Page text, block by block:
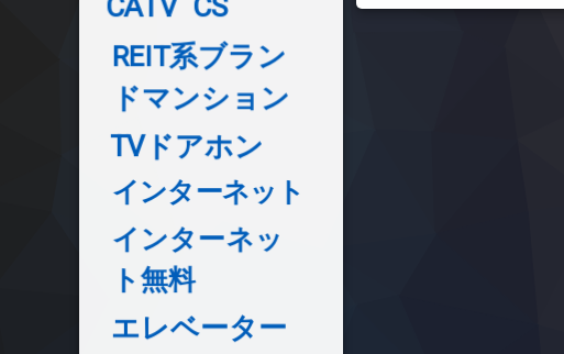
REIT系ブラン
ドマンション
TVドアホン
インターネット
インターネッ
ト無料
エレベーター